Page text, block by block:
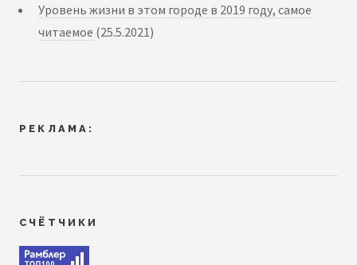
Уровень жизни в этом городе в 2019 году, самое
читаемое (25.5.2021)
РЕКЛАМА:
СЧЁТЧИКИ